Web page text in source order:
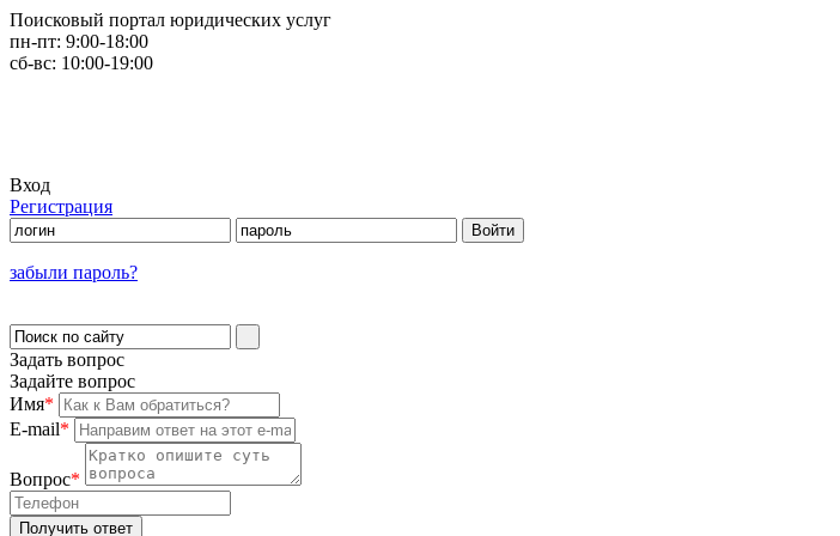
Поисковый портал юридических услуг
пн-пт: 9:00-18:00
сб-вс: 10:00-19:00
Вход
Регистрация
забыли пароль?
Задать вопрос
Задайте вопрос
Имя*
E-mail*
Вопрос*